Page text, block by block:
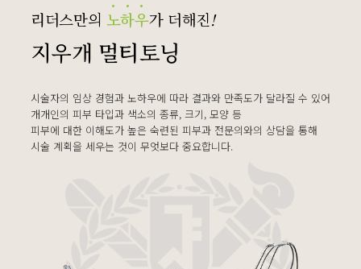
리더스만의 노하우가 더해진!
지우개 멀티토닝
시술자의 임상 경험과 노하우에 따라 결과와 만족도가 달라질 수 있어
개개인의 피부 타입과 색소의 종류, 크기, 모양 등
피부에 대한 이해도가 높은 숙련된 피부과 전문의와의 상담을 통해
시술 계획을 세우는 것이 무엇보다 중요합니다.